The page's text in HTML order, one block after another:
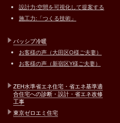
設計力:空間を可視化して提案する
施工力:「つくる技術」
パッシブ冷暖
お客様の声（大田区O様ご夫妻）
お客様の声（新宿区Y様ご夫妻）
ZEH水準省エネ住宅・省エネ基準適
合住宅への診断・設計・省エネ改修
工事
東京ゼロエミ住宅